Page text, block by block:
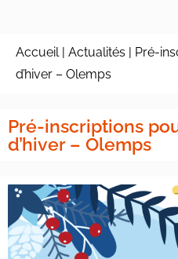
Accueil| Actualités | Pré-
d’hiver – Olemps
Pré-inscriptions
d’hiver – Olemps